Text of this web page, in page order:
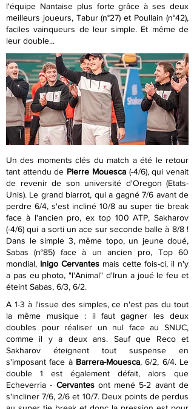
l'équipe Nantaise plus forte grâce à ses deux
meilleurs joueurs, Tabur (n°27) et Poullain (n°42),
faciles vainqueurs de leur simple. Et même de
leur double...
Un des moments clés du match a été le retour
tant attendu de Pierre Mouesca(-4/6), qui venait
de revenir de son université d'Oregon (Etats-
Unis). Le grand biarrot, qui a gagné 7/6 avant de
perdre 6/4, s'est incliné 10/8 au super tie break
face à l'ancien pro, ex top 100 ATP, Sakharov
(-4/6) qui a sorti un ace sur seconde balle à 8/8 !
Dans le simple 3, même topo, un jeune doué,
Sabas (n°85) face à un ancien pro, Top 60
mondial, Inigo Cervantes mais cette fois-ci, il n'y
a pas eu photo, "l'Animal" d'Irun a joué le feu et
éteint Sabas, 6/3, 6/2.
A 1-3 à l'issue des simples, ce n'est pas du tout
la même musique : il faut gagner les deux
doubles pour réaliser un nul face au SNUC,
comme il y a deux ans. Sauf que Reco et
Sakharov éteignent tout suspense en
s'imposant face à Barrera-Mouesca, 6/2, 6/4. Le
double 1 est également défait, alors que
Echeverria - Cervantes ont mené 5-2 avant de
s'incliner 7/6, 2/6 et 10/7. Deux points de perdus